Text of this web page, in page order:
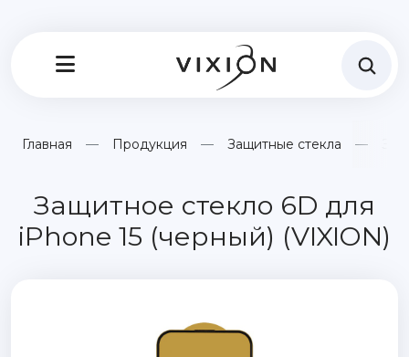
Главная Продукция Защитные стекла
Защитное стекло 6D для
iPhone 15 (черный) (VIXION)